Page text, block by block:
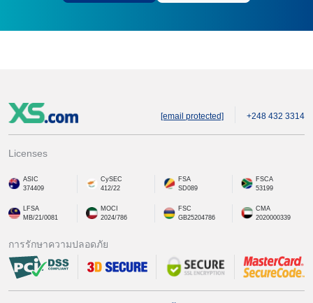
[email protected] +248 432 3314
Licenses
ASIC
374409
CySEC
412/22
FSA
SD089
FSCA
53199
LFSA
MB/21/0081
MOCI
2024/786
FSC
GB25204786
CMA
2020000339
การรักษาความปลอดภัย